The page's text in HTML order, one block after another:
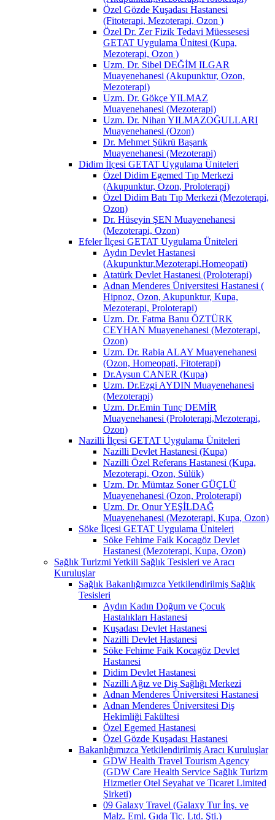
Özel Gözde Kuşadası Hastanesi
(Fitoterapi, Mezoterapi, Ozon )
Özel Dr. Zer Fizik Tedavi Müessesesi
GETAT Uygulama Ünitesi (Kupa,
Mezoterapi, Ozon )
Uzm. Dr. Sibel DEĞİM ILGAR
Muayenehanesi (Akupunktur, Ozon,
Mezoterapi)
Uzm. Dr. Gökçe YILMAZ
Muayenehanesi (Mezoterapi)
Uzm. Dr. Nihan YILMAZOĞULLARI
Muayenehanesi (Ozon)
Dr. Mehmet Şükrü Başarık
Muayenehanesi (Mezoterapi)
Didim İlçesi GETAT Uygulama Üniteleri
Özel Didim Egemed Tıp Merkezi
(Akupunktur, Ozon, Proloterapi)
Özel Didim Batı Tıp Merkezi (Mezoterapi,
Ozon)
Dr. Hüseyin ŞEN Muayenehanesi
(Mezoterapi, Ozon)
Efeler İlçesi GETAT Uygulama Üniteleri
Aydın Devlet Hastanesi
(Akupunktur,Mezoterapi,Homeopati)
Atatürk Devlet Hastanesi (Proloterapi)
Adnan Menderes Üniversitesi Hastanesi (
Hipnoz, Ozon, Akupunktur, Kupa,
Mezoterapi, Proloterapi)
Uzm. Dr. Fatma Banu ÖZTÜRK
CEYHAN Muayenehanesi (Mezoterapi,
Ozon)
Uzm. Dr. Rabia ALAY Muayenehanesi
(Ozon, Homeopati, Fitoterapi)
Dr.Aysun CANER (Kupa)
Uzm. Dr.Ezgi AYDIN Muayenehanesi
(Mezoterapi)
Uzm. Dr.Emin Tunç DEMİR
Muayenehanesi (Proloterapi,Mezoterapi,
Ozon)
Nazilli İlçesi GETAT Uygulama Üniteleri
Nazilli Devlet Hastanesi (Kupa)
Nazilli Özel Referans Hastanesi (Kupa,
Mezoterapi, Ozon, Sülük)
Uzm. Dr. Mümtaz Soner GÜÇLÜ
Muayenehanesi (Ozon, Proloterapi)
Uzm. Dr. Onur YEŞİLDAĞ
Muayenehanesi (Mezoterapi, Kupa, Ozon)
Söke İlçesi GETAT Uygulama Üniteleri
Söke Fehime Faik Kocagöz Devlet
Hastanesi (Mezoterapi, Kupa, Ozon)
Sağlık Turizmi Yetkili Sağlık Tesisleri ve Aracı
Kuruluşlar
Sağlık Bakanlığımızca Yetkilendirilmiş Sağlık
Tesisleri
Aydın Kadın Doğum ve Çocuk
Hastalıkları Hastanesi
Kuşadası Devlet Hastanesi
Nazilli Devlet Hastanesi
Söke Fehime Faik Kocagöz Devlet
Hastanesi
Didim Devlet Hastanesi
Nazilli Ağız ve Diş Sağlığı Merkezi
Adnan Menderes Üniversitesi Hastanesi
Adnan Menderes Üniversitesi Diş
Hekimliği Fakültesi
Özel Egemed Hastanesi
Özel Gözde Kuşadası Hastanesi
Bakanlığımızca Yetkilendirilmiş Aracı Kuruluşlar
GDW Health Travel Tourism Agency
(GDW Care Health Service Sağlık Turizm
Hizmetler Otel Seyahat ve Ticaret Limited
Şirketi)
09 Galaxy Travel (Galaxy Tur İnş. ve
Malz. Eml. Gıda Tic. Ltd. Şti.)